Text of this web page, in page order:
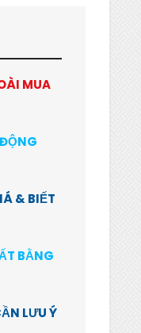
MUA
& BIẾT
BẰNG
LƯU Ý